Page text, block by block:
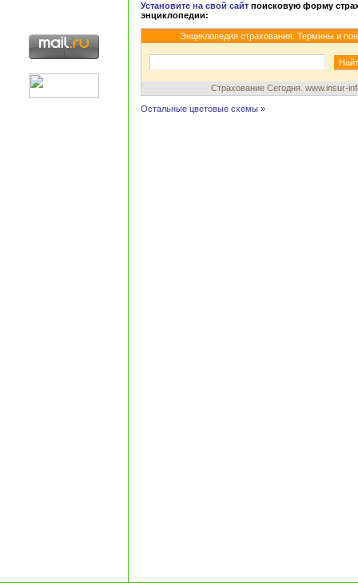
Установите на свой сайт поисковую форму
энциклопедии:
Энциклопедия страхования. Термины и
Страхование Сегодня. www.insur-
Остальные цветовые схемы »